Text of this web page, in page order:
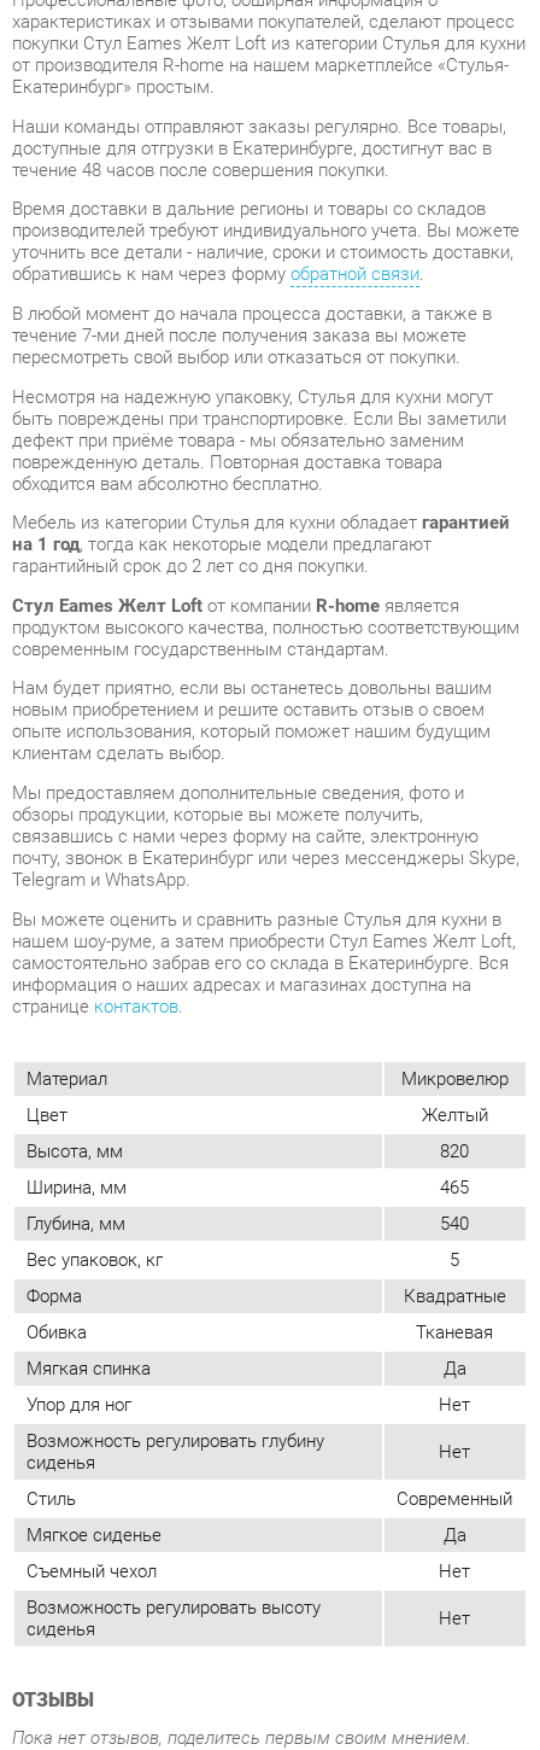
Наши команды отправляют заказы регулярно. Все товары,
доступные для отгрузки в Екатеринбурге, достигнут вас в
течение 48 часов после совершения покупки.
производителей требуют индивидуального учета. Вы можете
уточнить все детали - наличие, сроки и стоимость доставки,
обратившись к нам через формуобратной связи
В любой момент до начала процесса доставки, а также в
течение 7-ми дней после получения заказа вы можете
пересмотреть свой выбор или отказаться от покупки.
Несмотря на надежную упаковку, Стулья для кухни могут
быть повреждены при транспортировке. Если Вы заметили
дефект при приёме товара - мы обязательно заменим
поврежденную деталь. Повторная доставка товара
Мебель из категории Стулья для кухни обладаетгарантией
на 1 год , тогда как некоторые модели предлагают
гарантийный срок до 2 лет со дня покупки.
Стул Eames Желт Loftот компании R-home
продуктом высокого качества, полностью соответствующим
современным государственным стандартам.
Нам будет приятно, если вы останетесь довольны вашим
новым приобретением и решите оставить отзыв о своем
опыте использования, который поможет нашим будущим
клиентам сделать выбор.
обзоры продукции, которые вы можете получить,
связавшись с нами через форму на сайте, электронную
почту, звонок в Екатеринбург или через мессенджеры Skype,
Telegram и WhatsApp.
Вы можете оценить и сравнить разные Стулья для кухни в
нашем шоу-руме, а затем приобрести Стул Eames Желт Loft,
самостоятельно забрав его со склада в Екатеринбурге. Вся
информация о наших адресах и магазинах доступна на
странице контактов.
Материал Микровелюр
Цвет
Желтый
Высота, мм
Глубина, мм
540
Вес упаковок, кг
5
Форма
Квадратные
Обивка
Тканевая
Мягкая спинка
Да
Упор для ног
Нет
Возможность регулировать глубину
сиденья
Нет
Стиль
Современный
Мягкое сиденье
Да
Съемный чехол
Нет
Возможность регулировать высоту
сиденья
ОТЗЫВЫ
Пока нет отзывов, поделитесь первым своим мнением.
ПОХОЖИЕ ТОВАРЫ